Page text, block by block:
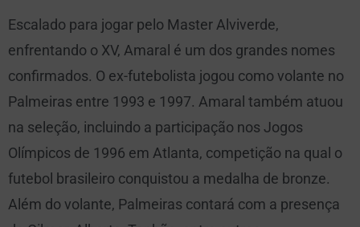
Escalado para jogar pelo Master Alviverde,
enfrentando o XV, Amaral é um dos grandes nomes
confirmados. O ex-futebolista jogou como volante no
Palmeiras entre 1993 e 1997. Amaral também atuou
na seleção, incluindo a participação nos Jogos
Olímpicos de 1996 em Atlanta, competição na qual o
futebol brasileiro conquistou a medalha de bronze.
Além do volante, Palmeiras contará com a presença